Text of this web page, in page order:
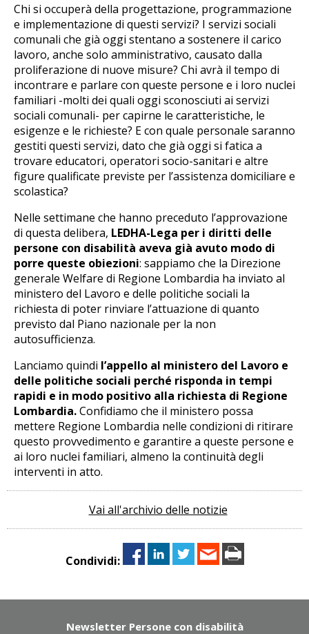
Chi si occuperà della progettazione, programmazione
e implementazione di questi servizi? I servizi sociali
comunali che già oggi stentano a sostenere il carico
lavoro, anche solo amministrativo, causato dalla
proliferazione di nuove misure? Chi avrà il tempo di
incontrare e parlare con queste persone e i loro nuclei
familiari -molti dei quali oggi sconosciuti ai servizi
sociali comunali- per capirne le caratteristiche, le
esigenze e le richieste? E con quale personale saranno
gestiti questi servizi, dato che già oggi si fatica a
trovare educatori, operatori socio-sanitari e altre
figure qualificate previste per l’assistenza domiciliare e
scolastica?
Nelle settimane che hanno preceduto l’approvazione
di questa delibera, LEDHA-Lega per i diritti delle
persone con disabilità aveva già avuto modo di
porre queste obiezioni: sappiamo che la Direzione
generale Welfare di Regione Lombardia ha inviato al
ministero del Lavoro e delle politiche sociali la
richiesta di poter rinviare l’attuazione di quanto
previsto dal Piano nazionale per la non
autosufficienza.
Lanciamo quindi l’appello al ministero del Lavoro e
delle politiche sociali perché risponda in tempi
rapidi e in modo positivo alla richiesta di Regione
Lombardia.Confidiamo che il ministero possa
mettere Regione Lombardia nelle condizioni di ritirare
questo provvedimento e garantire a queste persone e
ai loro nuclei familiari, almeno la continuità degli
interventi in atto.
Vai all'archivio delle notizie
Condividi:
Newsletter Persone con disabilità